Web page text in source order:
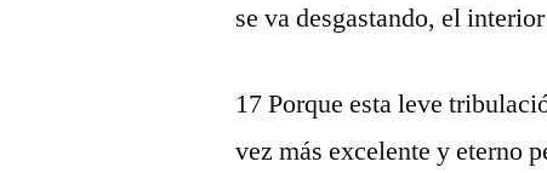
se va desgastando, el
17 Porque esta leve
vez más excelente y eterno